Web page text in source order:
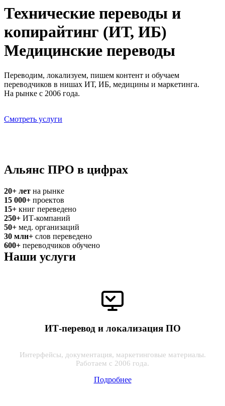
Технические переводы и
копирайтинг (ИТ, ИБ)
Медицинские переводы
Переводим, локализуем, пишем контент и обучаем
переводчиков в нишах ИТ, ИБ, медицины и маркетинга.
На рынке с 2006 года.
Смотреть услуги
Альянс ПРО в цифрах
20+ лет на рынке
15 000+ проектов
15+ книг переведено
250+ ИТ-компаний
50+ мед. организаций
30 млн+ слов переведено
600+ переводчиков обучено
Наши услуги
ИТ-перевод и локализация ПО
Интерфейсы, документация, маркетинговые материалы.
Работаем с 2006 года.
Подробнее